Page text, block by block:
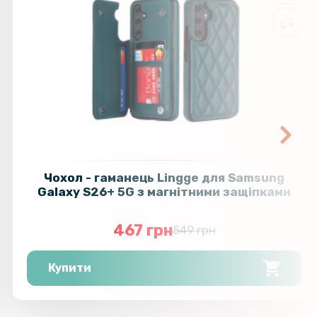
Чохол - гаманець Lingge для Samsung
Galaxy S26+ 5G з магнітними защіпками
467 грн549 грн
Купити